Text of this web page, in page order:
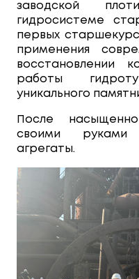
заводской
гидросистеме
первых
применения
восстановлении
работы
уникального
После
своими руками
агрегаты.